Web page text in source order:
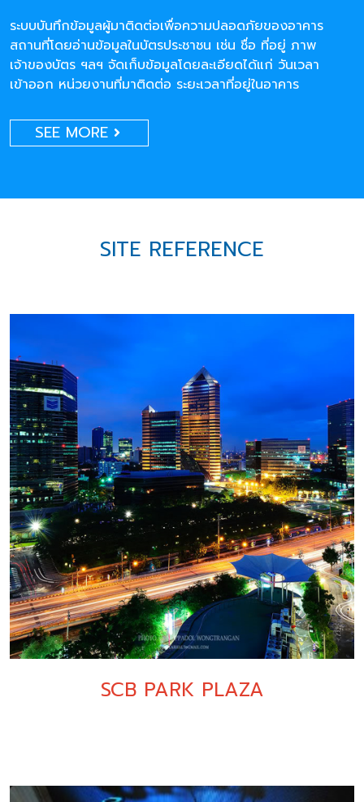
ระบบบันทึกข้อมูลผู้มาติดต่อเพื่อความปลอดภัยของอาคาร
สถานที่โดยอ่านข้อมูลในบัตรประชาชน เช่น ชื่อ ที่อยู่ ภาพ
เจ้าของบัตร ฯลฯ จัดเก็บข้อมูลโดยละเอียดได้แก่ วันเวลา
เข้าออก หน่วยงานที่มาติดต่อ ระยะเวลาที่อยู่ในอาคาร
SEE MORE
SITE REFERENCE
SCB PARK PLAZA